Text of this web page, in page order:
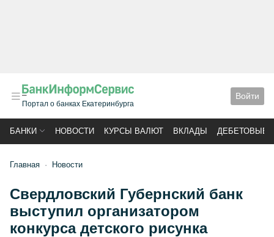
Портал о банках Екатеринбурга
Войти
БАНКИ НОВОСТИ КУРСЫ ВАЛЮТ ВКЛАДЫ ДЕБЕТОВЫЕ
Главная Новости
Свердловский Губернский банк
выступил организатором
конкурса детского рисунка